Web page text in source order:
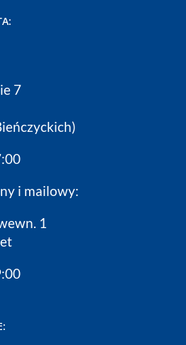
7
i mailowy:
1